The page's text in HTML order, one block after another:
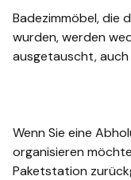
Badezimmöbel, die
wurden, werden
ausgetauscht,
Wenn Sie eine
organisieren
Paketstation